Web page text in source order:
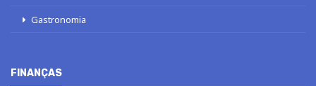
Gastronomia
FINANÇAS